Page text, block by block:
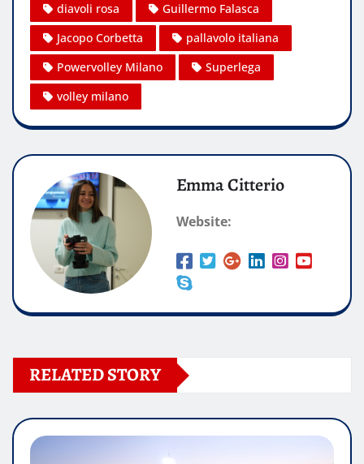
diavoli rosa
Guillermo Falasca
Jacopo Corbetta
pallavolo italiana
Powervolley Milano
Superlega
volley milano
Emma Citterio
Website:
RELATED STORY